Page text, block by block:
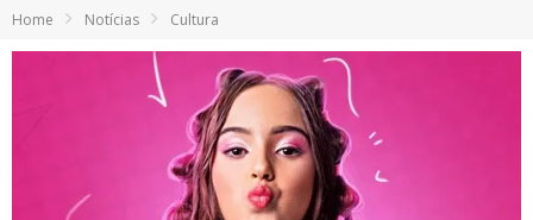
Home Notícias Cultura